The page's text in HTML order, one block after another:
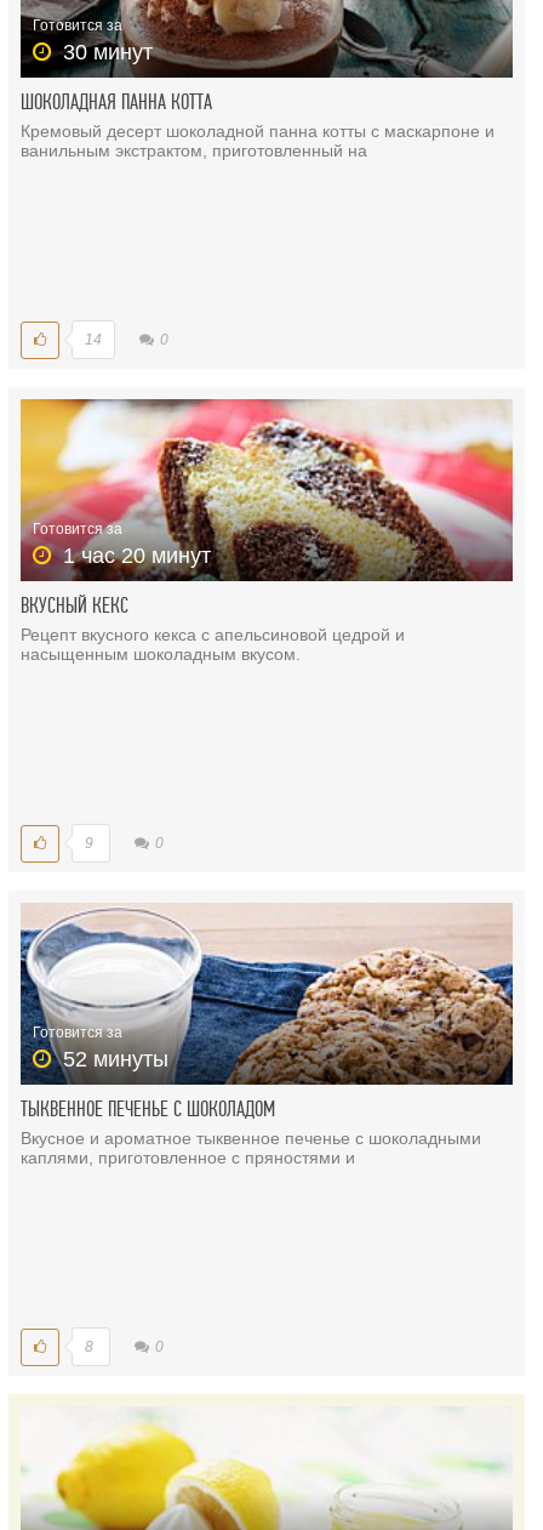
Готовится за
30 минут
ШОКОЛАДНАЯ ПАННА КОТТА
Кремовый десерт шоколадной панна котты с маскарпоне и
ванильным экстрактом, приготовленный на
14 0
Готовится за
1 час 20 минут
ВКУСНЫЙ КЕКС
Рецепт вкусного кекса с апельсиновой цедрой и
насыщенным шоколадным вкусом.
9 0
Готовится за
52 минуты
ТЫКВЕННОЕ ПЕЧЕНЬЕ С ШОКОЛАДОМ
Вкусное и ароматное тыквенное печенье с шоколадными
каплями, приготовленное с пряностями и
8 0